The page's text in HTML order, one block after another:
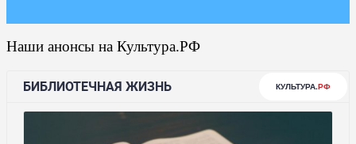
Наши анонсы на Культура.РФ